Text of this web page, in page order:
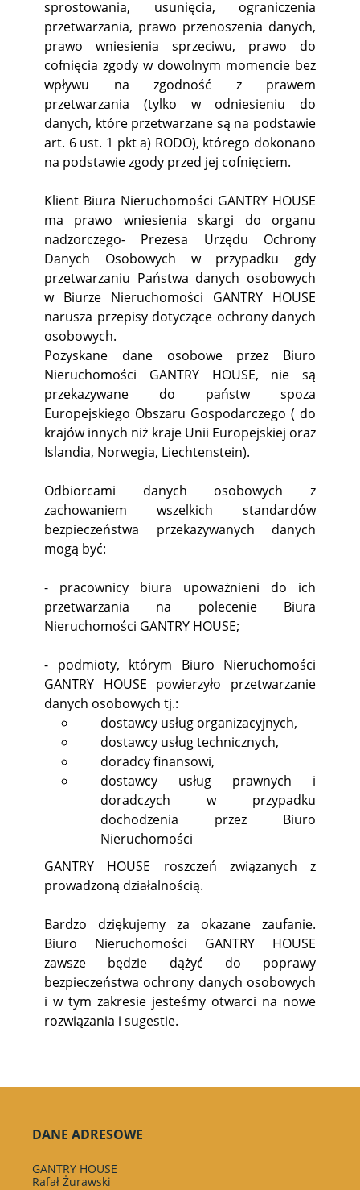
sprostowania, usunięcia, ograniczenia
przetwarzania, prawo przenoszenia danych,
prawo wniesienia sprzeciwu, prawo do
cofnięcia zgody w dowolnym momencie bez
wpływu na zgodność z prawem
przetwarzania (tylko w odniesieniu do
danych, które przetwarzane są na podstawie
art. 6 ust. 1 pkt a) RODO), którego dokonano
na podstawie zgody przed jej cofnięciem.
Klient Biura Nieruchomości GANTRY HOUSE
ma prawo wniesienia skargi do organu
nadzorczego- Prezesa Urzędu Ochrony
Danych Osobowych w przypadku gdy
przetwarzaniu Państwa danych osobowych
w Biurze Nieruchomości GANTRY HOUSE
narusza przepisy dotyczące ochrony danych
osobowych.
Pozyskane dane osobowe przez Biuro
Nieruchomości GANTRY HOUSE, nie są
przekazywane do państw spoza
Europejskiego Obszaru Gospodarczego ( do
krajów innych niż kraje Unii Europejskiej oraz
Islandia, Norwegia, Liechtenstein).
Odbiorcami danych osobowych z
zachowaniem wszelkich standardów
bezpieczeństwa przekazywanych danych
mogą być:
- pracownicy biura upoważnieni do ich
przetwarzania na polecenie Biura
Nieruchomości GANTRY HOUSE;
- podmioty, którym Biuro Nieruchomości
GANTRY HOUSE powierzyło przetwarzanie
danych osobowych tj.:
dostawcy usług organizacyjnych,
dostawcy usług technicznych,
doradcy finansowi,
dostawcy usług prawnych i
doradczych w przypadku
dochodzenia przez Biuro
Nieruchomości
GANTRY HOUSE roszczeń związanych z
prowadzoną działalnością.
Bardzo dziękujemy za okazane zaufanie.
Biuro Nieruchomości GANTRY HOUSE
zawsze będzie dążyć do poprawy
bezpieczeństwa ochrony danych osobowych
i w tym zakresie jesteśmy otwarci na nowe
rozwiązania i sugestie.
DANE ADRESOWE
GANTRY HOUSE
Rafał Żurawski